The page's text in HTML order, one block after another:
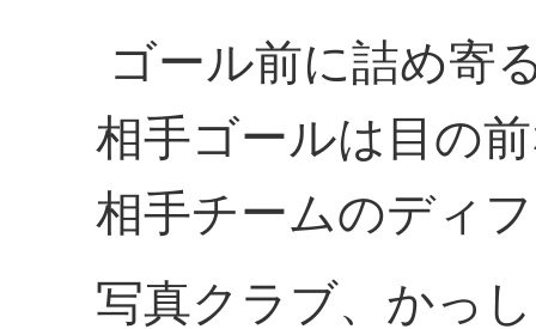
ゴール前に詰め寄
相手ゴールは目の
相手チームのディ
写真クラブ、かっ